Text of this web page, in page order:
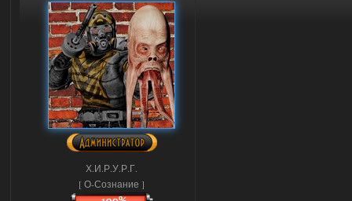
Х.И.Р.У.Р.Г.
[ О-Сознание ]